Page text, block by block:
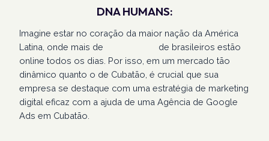
DNA HUMANS:
Imagine estar no coração da maior nação da América
Latina, onde mais de
de brasileiros estão
online todos os dias. Por isso, em um mercado tão
dinâmico quanto o de Cubatão, é crucial que sua
empresa se destaque com uma estratégia de marketing
digital eficaz com a ajuda de uma Agência de Google
Ads em Cubatão.